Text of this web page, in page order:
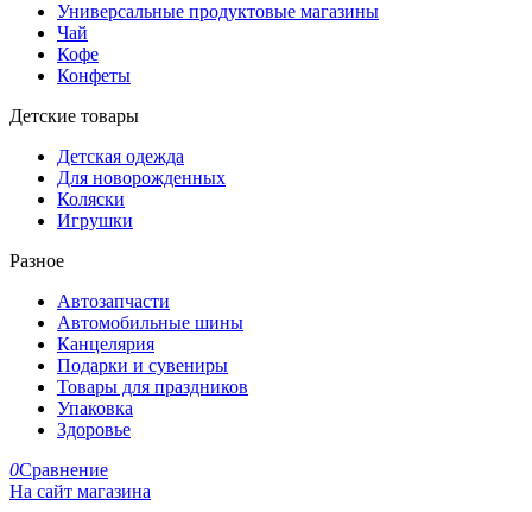
Универсальные продуктовые магазины
Чай
Кофе
Конфеты
Детские товары
Детская одежда
Для новорожденных
Коляски
Игрушки
Разное
Автозапчасти
Автомобильные шины
Канцелярия
Подарки и сувениры
Товары для праздников
Упаковка
Здоровье
0Сравнение
На сайт магазина